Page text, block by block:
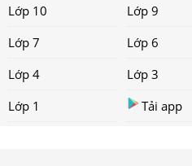
Lớp 10
Lớp 9
Lớp 7
Lớp 6
Lớp 4
Lớp 3
Lớp 1
Tải app